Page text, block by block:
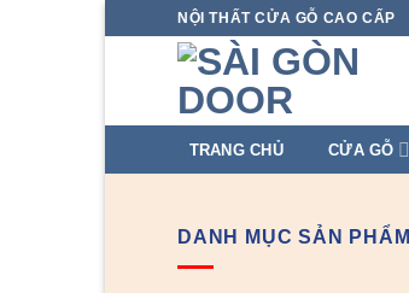
NỘI THẤT CỬA GỖ CAO CẤP
TRANG CHỦ CỬA GỖ
DANH MỤC SẢN PHẨM